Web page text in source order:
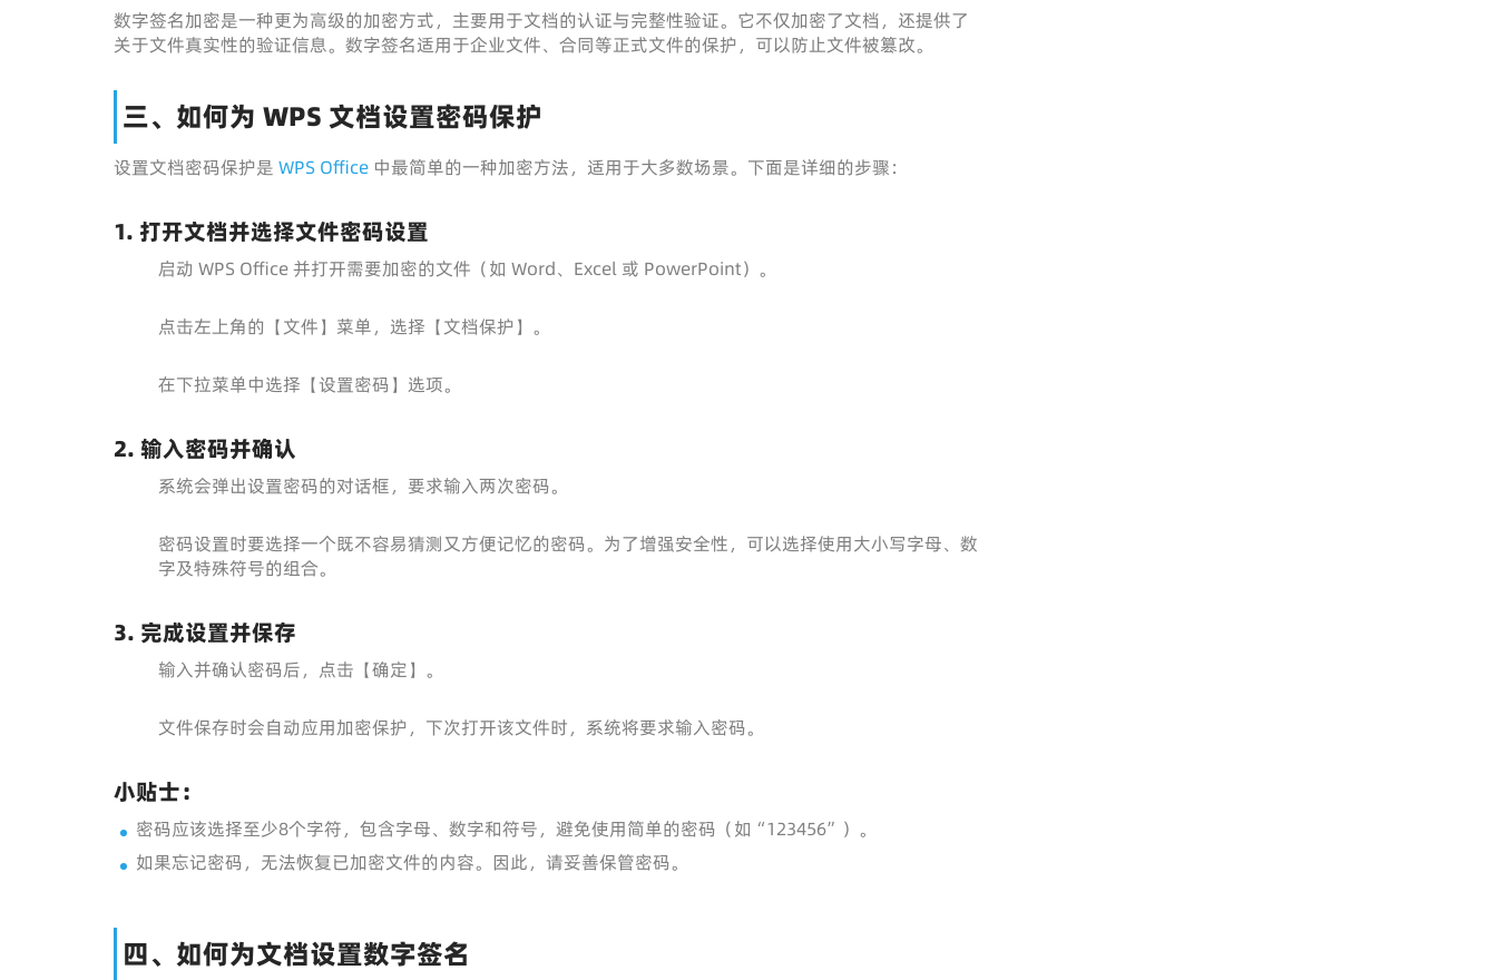
数字签名加密是一种更为高级的加密方式，主要用于文档的认证与完整性验证。它不仅加密了文档，还提供了
关于文件真实性的验证信息。数字签名适用于企业文件、合同等正式文件的保护，可以防止文件被篡改。
三、如何为 WPS 文档设置密码保护
设置文档密码保护是 WPS Office 中最简单的一种加密方法，适用于大多数场景。下面是详细的步骤：
1. 打开文档并选择文件密码设置
启动 WPS Office 并打开需要加密的文件（如 Word、Excel 或 PowerPoint）。
点击左上角的【文件】菜单，选择【文档保护】。
在下拉菜单中选择【设置密码】选项。
2. 输入密码并确认
系统会弹出设置密码的对话框，要求输入两次密码。
密码设置时要选择一个既不容易猜测又方便记忆的密码。为了增强安全性，可以选择使用大小写字母、数
字及特殊符号的组合。
3. 完成设置并保存
输入并确认密码后，点击【确定】。
文件保存时会自动应用加密保护，下次打开该文件时，系统将要求输入密码。
小贴士：
密码应该选择至少8个字符，包含字母、数字和符号，避免使用简单的密码（如“123456”）。
如果忘记密码，无法恢复已加密文件的内容。因此，请妥善保管密码。
四、如何为文档设置数字签名